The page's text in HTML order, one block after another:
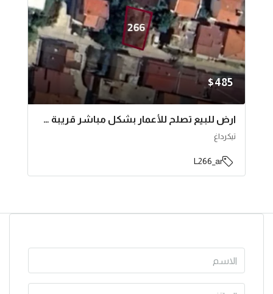
$485
ارض للبيع تصلح للأعمار بشكل مباشر قريبة من البحر في ولاية تيكرداغ وتحديدا سليمان باشا | L266
تيكرداغ
L266_ar